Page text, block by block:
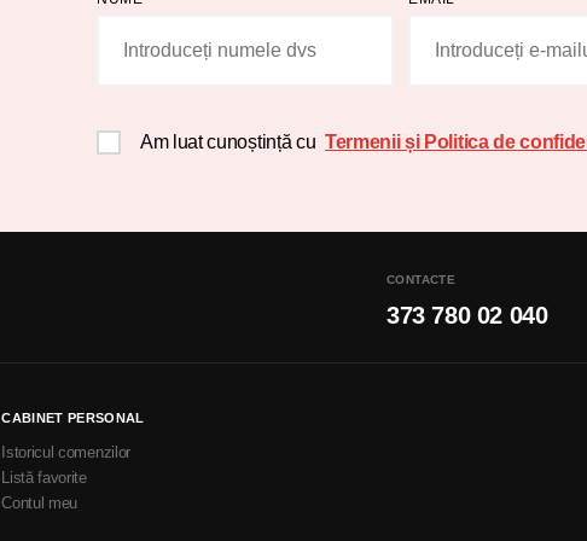
Am luat cunoștință cu Termenii și Politica de
CONTACTE
373 780 02 040
CABINET PERSONAL
Istoricul comenzilor
Listă favorite
Contul meu